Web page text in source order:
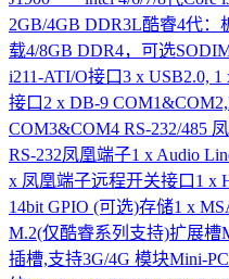
2GB/4GB DDR3L酷睿4代：
载4/8GB DDR4，可选
i211-ATI/O接口3 x USB2.0,
接口2 x DB-9
COM3&COM4 RS-232/485
RS-232凤凰端子1 x Audio
x 凤凰端子远程开关接口1 x
14bit GPIO (可选)存储1 x
M.2(仅酷睿系列支持)扩展槽
插槽,支持3G/4G 模块Mini-